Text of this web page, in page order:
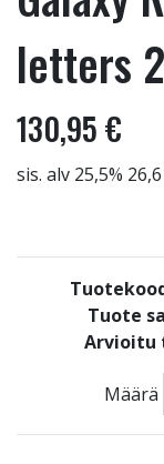
letters
130,95 €
sis. alv 25,5%
Tuote
Arvioitu
Määrä